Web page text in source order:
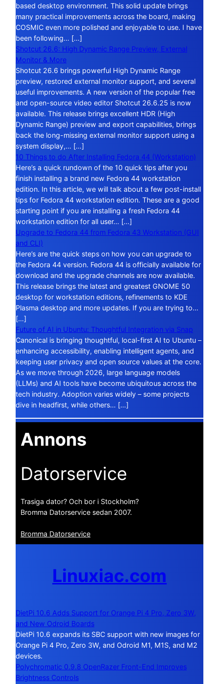
based desktop environment. This solid update brings
many practical improvements across the board, making
COSMIC even more polished and enjoyable to use. I have
been following… […]
Shotcut 26.6: High Dynamic Range Preview, External
Monitor & More
Shotcut 26.6 brings powerful High Dynamic Range
preview, restored external monitor support, and several
useful improvements. A new version of the popular free
and open-source video editor Shotcut 26.6.25 is now
available. This release brings excellent HDR (High
Dynamic Range) preview and export capabilities, brings
back the long-missing external monitor support using a
system display,… […]
10 Things to do After Installing Fedora 44 (Workstation)
Here’s a quick rundown of the 10 quick tips after you
finish installing a brand new Fedora 44 workstation
edition. In this article, we will talk about a few post-install
tips for Fedora 44 workstation edition. These are a good
starting point if you are installing a fresh Fedora 44
workstation edition for all user… […]
Upgrade to Fedora 44 from Fedora 43 Workstation (GUI
and CLI)
Here’s are the quick steps on how you can upgrade to
the Fedora 44 version. Fedora 44 is officially available for
download and the upgrade channels are now available.
This release brings the latest and greatest GNOME 50
desktop for workstation editions, refinements to KDE
Plasma desktop and more updates. If you are trying to…
[…]
Future of AI in Ubuntu: Thoughtful Integration via Snap
Canonical is bringing thoughtful, local-first AI to Ubuntu –
enhancing accessibility, enabling intelligent agents, and
keeping user privacy and open source values at the core.
As we move through 2026, large language models
(LLMs) and AI tools have become ubiquitous across the
tech industry. Adoption varies widely – some projects
dive in headfirst, while others… […]
Annons
Datorservice
Trasiga dator? Och bor i Stockholm?
Bromma Datorservice sedan 2007.
Bromma Datorservice
Linuxiac.com
DietPi 10.6 Adds Support for Orange Pi 4 Pro, Zero 3W,
and New Odroid Boards
DietPi 10.6 expands its SBC support with new images for
Orange Pi 4 Pro, Zero 3W, and Odroid M1, M1S, and M2
devices.
Polychromatic 0.9.8 OpenRazer Front-End Improves
Brightness Controls